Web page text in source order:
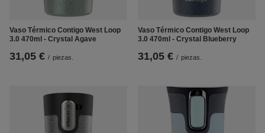
Vaso Térmico Contigo West Loop
3.0 470ml - Crystal Agave
31,05 € / piezas.
Vaso Térmico Contigo West Loop
3.0 470ml - Crystal Blueberry
31,05 € / piezas.